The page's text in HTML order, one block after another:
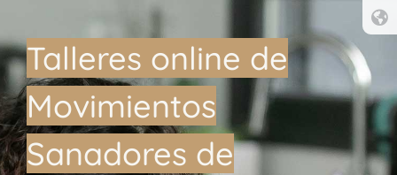
Talleres online de
Movimientos
Sanadores de